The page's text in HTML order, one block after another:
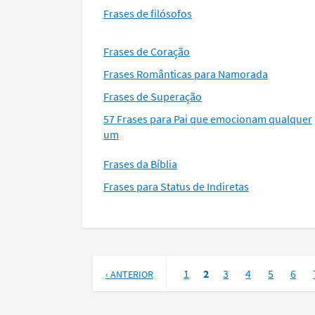
Frases de filósofos
Frases de Coração
Frases Românticas para Namorada
Frases de Superação
57 Frases para Pai que emocionam qualquer
um
Frases da Bíblia
Frases para Status de Indiretas
‹ ANTERIOR 1 2 3 4 5 6